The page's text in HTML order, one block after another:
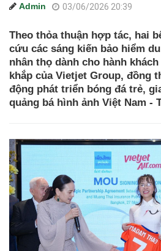
Admin 03/06/2026 20:39
Theo thỏa thuận hợp tác, hai
cứu các sáng kiến bảo hiểm
nhân thọ dành cho hành
khắp của Vietjet Group, đồng
động phát triển bóng đá trẻ,
quảng bá hình ảnh Việt Nam -